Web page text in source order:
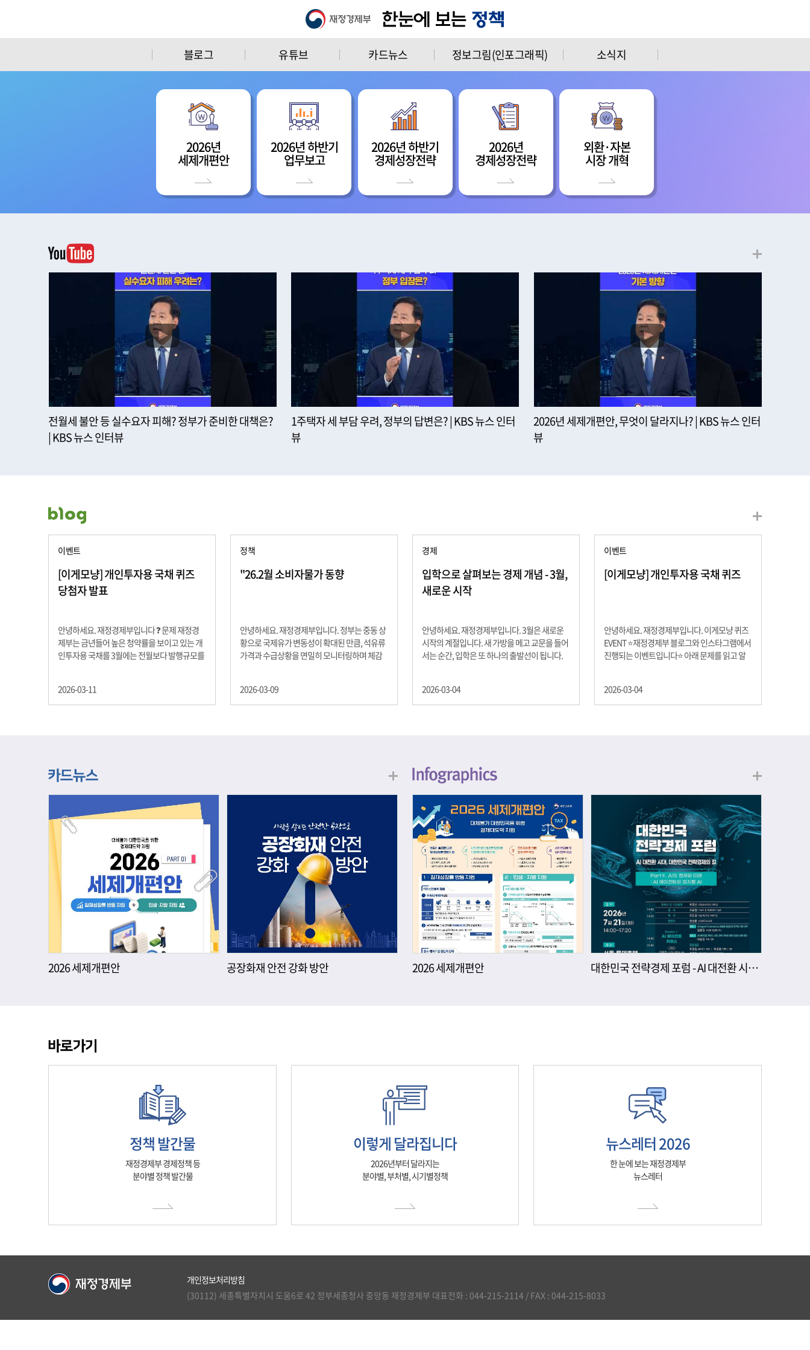
블로그 유튜브 카드뉴스 정보그림(인포그래픽) 소식지
2026년
세제개편안
2026년 하반기
업무보고
2026년 하반기
경제성장전략
2026년
경제성장전략
외환·자본
시장 개혁
전월세 불안 등 실수요자 피해? 정부가 준비한 대책은?
| KBS 뉴스 인터뷰
1주택자 세 부담 우려, 정부의 답변은? | KBS 뉴스 인터
뷰
2026년 세제개편안, 무엇이 달라지나? | KBS 뉴스 인터
뷰
이벤트
[이게모냥] 개인투자용 국채 퀴즈
당첨자 발표
안녕하세요. 재정경제부입니다 ❓ 문제 재정경
제부는 금년들어 높은 청약률을 보이고 있는 개
인투자용 국채를 3월에는 전월보다 발행규모를
년물 900억원, 20년물 300억원입니다. 그렇다
면 3월 개인투자용 국채의 총 발행 예정 금액은
은 인스타그램 개별 DM으로 폼링크를 전달드립
니다.
2026-03-11
정책
"26.2월 소비자물가 동향
안녕하세요. 재정경제부입니다. 정부는 중동 상
황으로 국제유가 변동성이 확대된 만큼, 석유류
가격과 수급상황을 면밀히 모니터링하며 체감
고 추세적 흐름을 보여주는 근원물가는 2.3% 상
승 향후 지정학적 요인, 기상여건 등 불확실성이
2026-03-09
경제
입학으로 살펴보는 경제 개념 - 3월,
새로운 시작
안녕하세요. 재정경제부입니다. 3월은 새로운
시작의 계절입니다. 새 가방을 메고 교문을 들어
서는 순간, 입학은 또 하나의 출발선이 됩니다.
음이기도 합니다. 입학이라는 순간을 경제의 시
각으로 바라보면, 우리는 한 가지 중요한 개념을
식, 친구들과의 협업, 다양한 활동 속에서 얻는
문제 해결 경험은 모두 개인의 역량으로 축적됩
니다. 경제학에서는 이.......
2026-03-04
이벤트
[이게모냥] 개인투자용 국채 퀴즈
안녕하세요. 재정경제부입니다. 이게모냥 퀴즈
EVENT ⭐재정경제부 블로그와 인스타그램에서
진행되는 이벤트입니다⭐ 아래 문제를 읽고 알
자용 국채를 3월에는 전월보다 발행규모를 100
억원 확대합니다. 2026년 3월에 발행 예정인 ⎾
폰 (60명) 참여.......
2026-03-04
2026 세제개편안 공장화재 안전 강화 방안 2026 세제개편안 대한민국 전략경제 포럼 - AI 대전환 시대, 대한민국 전략경제의 길
정책 발간물
재정경제부 경제정책 등
분야별 정책 발간물
이렇게 달라집니다
2026년부터 달라지는
분야별, 부처별, 시기별정책
뉴스레터 2026
한 눈에 보는 재정경제부
뉴스레터
개인정보처리방침
(30112) 세종특별자치시 도움6로 42 정부세종청사 중앙동 재정경제부 대표전화 : 044-215-2114 / FAX : 044-215-8033